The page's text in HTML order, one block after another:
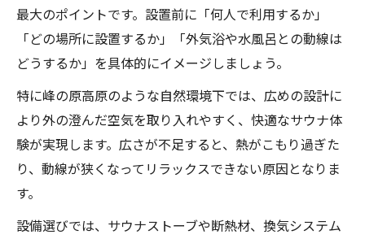
最大のポイントです。設置前に「何人で利用するか」
「どの場所に設置するか」「外気浴や水風呂との動線は
どうするか」を具体的にイメージしましょう。
特に峰の原高原のような自然環境下では、広めの設計に
より外の澄んだ空気を取り入れやすく、快適なサウナ体
験が実現します。広さが不足すると、熱がこもり過ぎた
り、動線が狭くなってリラックスできない原因となりま
す。
設備選びでは、サウナストーブや断熱材、換気システム